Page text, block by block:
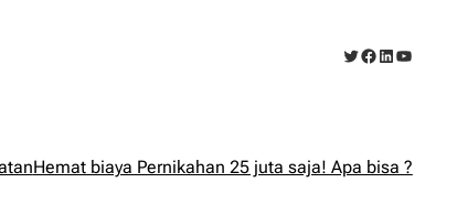
Twitter
Facebook
LinkedIn
Hemat biaya Pernikahan 25 juta saja! Apa bisa ?